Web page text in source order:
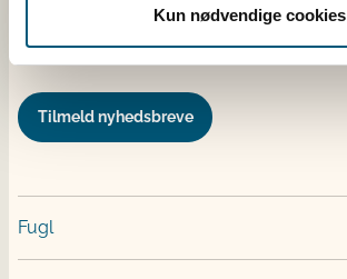
Kun nødvendige cookies
Tilmeld nyhedsbreve
Fugl